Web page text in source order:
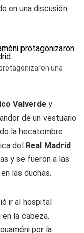
en una discusión
una
Valverde y
de un vestuario
la hecatombre
del Real Madrid
y se fueron a las
las duchas.
ir al hospital
la cabeza.
por la